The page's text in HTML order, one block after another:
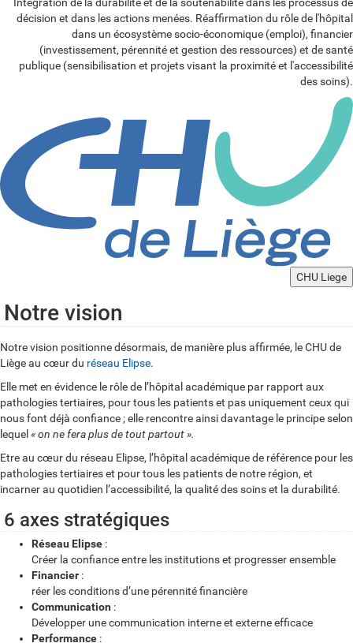
décision et dans les actions menées. Réaffirmation du rôle de l'hôpital
dans un écosystème socio-économique (emploi), financier
(investissement, pérennité et gestion des ressources) et de santé
publique (sensibilisation et projets visant la proximité et l'accessibilité
des soins).
CHU Liege
Notre vision
Notre vision positionne désormais, de manière plus affirmée, le CHU de
Liège au cœur du réseau Elipse.
Elle met en évidence le rôle de l’hôpital académique par rapport aux
pathologies tertiaires, pour tous les patients et pas uniquement ceux qui
nous font déjà confiance ; elle rencontre ainsi davantage le principe selon
lequel « on ne fera plus de tout partout ».
Etre au cœur du réseau Elipse, l’hôpital académique de référence pour les
pathologies tertiaires et pour tous les patients de notre région, et
incarner au quotidien l’accessibilité, la qualité des soins et la durabilité.
6 axes stratégiques
Réseau Elipse :
Créer la confiance entre les institutions et progresser ensemble
Financier :
réer les conditions d’une pérennité financière
Communication :
Développer une communication interne et externe efficace
Performance :